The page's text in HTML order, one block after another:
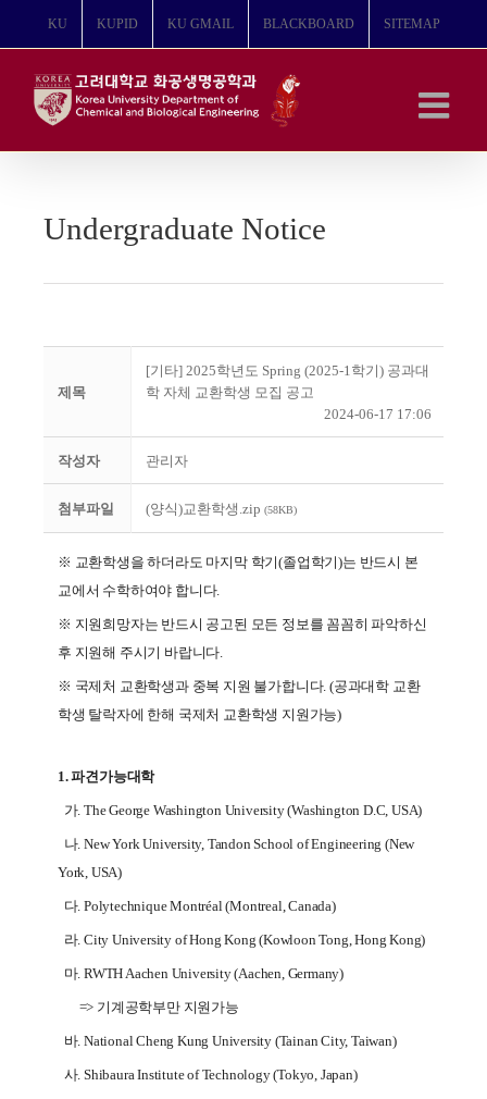
뛰
KU KUPID KU GMAIL BLACKBOARD SITEMAP
Undergraduate Notice
제목
[기타] 2025학년도 Spring (2025-1학기) 공과대
학 자체 교환학생 모집 공고
2024-06-17 17:06
작성자 관리자
첨부파일 (양식)교환학생.zip (58KB)
※ 교환학생을 하더라도 마지막 학기(졸업학기)는 반드시 본
교에서 수학하여야 합니다.
※ 지원희망자는 반드시 공고된 모든 정보를 꼼꼼히 파악하신
후 지원해 주시기 바랍니다.
※ 국제처 교환학생과 중복 지원 불가합니다. (공과대학 교환
학생 탈락자에 한해 국제처 교환학생 지원가능)
1. 파견가능대학
가. The George Washington University (Washington D.C, USA)
나. New York University, Tandon School of Engineering (New
York, USA)
다. Polytechnique Montréal (Montreal, Canada)
라. City University of Hong Kong (Kowloon Tong, Hong Kong)
마. RWTH Aachen University (Aachen, Germany)
=> 기계공학부만 지원가능
바. National Cheng Kung University (Tainan City, Taiwan)
사. Shibaura Institute of Technology (Tokyo, Japan)